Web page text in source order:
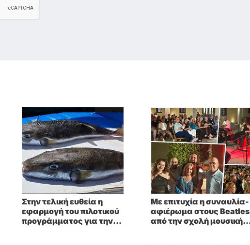
Στην τελική ευθεία η
εφαρμογή του πιλοτικού
προγράμματος για την
Με επιτυχία η συναυλία-
αφιέρωμα στους Beatles
από την σχολή μουσικής